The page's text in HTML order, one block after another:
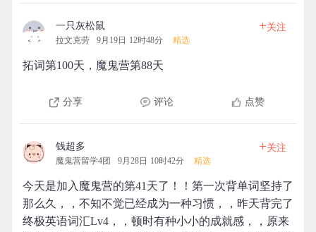
一只灰松鼠
拉文克劳 9月19日 12时48分 精选
+关注
拓词第100天，魔鬼营第88天
分享 评论 点赞
钱超多
魔鬼营留学4团 9月28日 10时42分 精选
+关注
今天是加入魔鬼营的第41天了！！第一次背单词坚持了
那么久，，不知不觉已经成为一种习惯，，昨天背完了
终极英语词汇Lv4，，顿时有种小小的成就感，，原来